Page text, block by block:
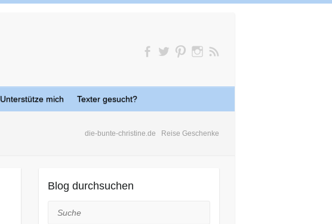
Unterstütze mich Texter gesucht?
die-bunte-christine.de Reise Geschenke
Blog durchsuchen
Suche